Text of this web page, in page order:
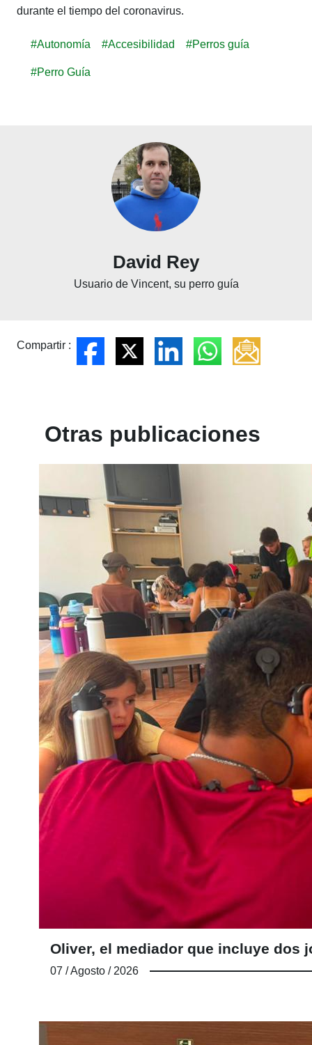
durante el tiempo del coronavirus.
#Autonomía #Accesibilidad #Perros guía
#Perro Guía
David Rey
Usuario de Vincent, su perro guía
Compartir :
Otras publicaciones
Oliver, el mediador que incluye dos
07 / Agosto / 2026